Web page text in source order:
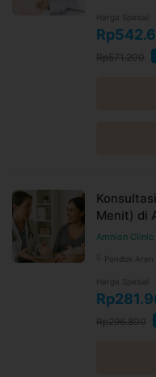
Harga Spesial
Rp571.200
Menit) di
Amnion Clinic
Pondok Aren
Harga Spesial
Rp296.800